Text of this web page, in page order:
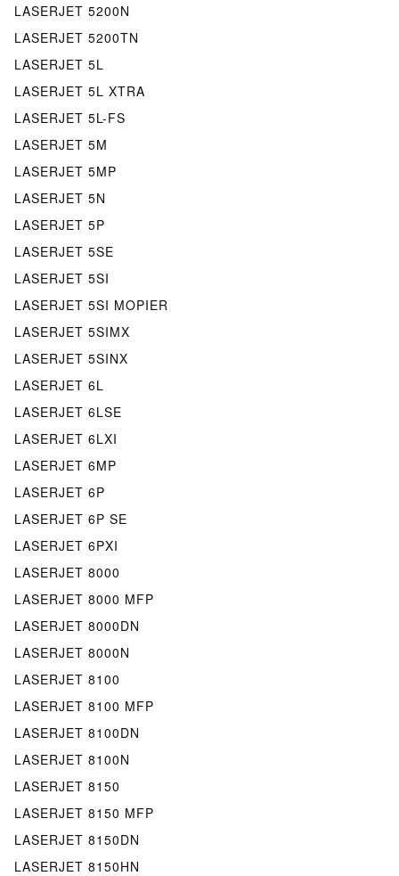
LASERJET 5200N
LASERJET 5200TN
LASERJET 5L
LASERJET 5L XTRA
LASERJET 5L-FS
LASERJET 5M
LASERJET 5MP
LASERJET 5N
LASERJET 5P
LASERJET 5SE
LASERJET 5SI
LASERJET 5SI MOPIER
LASERJET 5SIMX
LASERJET 5SINX
LASERJET 6L
LASERJET 6LSE
LASERJET 6LXI
LASERJET 6MP
LASERJET 6P
LASERJET 6P SE
LASERJET 6PXI
LASERJET 8000
LASERJET 8000 MFP
LASERJET 8000DN
LASERJET 8000N
LASERJET 8100
LASERJET 8100 MFP
LASERJET 8100DN
LASERJET 8100N
LASERJET 8150
LASERJET 8150 MFP
LASERJET 8150DN
LASERJET 8150HN